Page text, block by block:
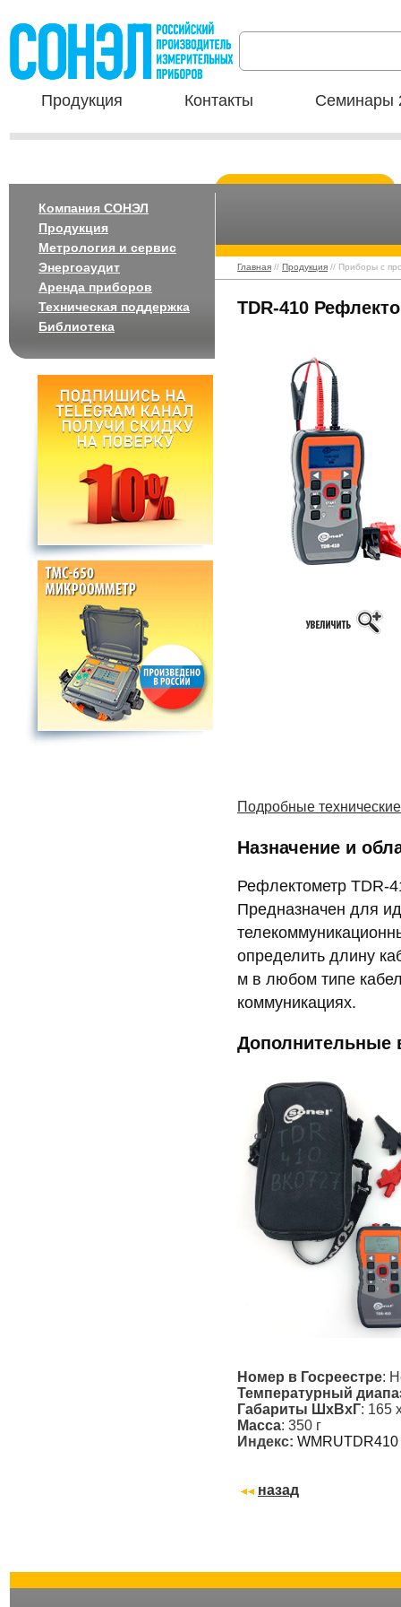
Продукция Контакты Семинары
Компания СОНЭЛ
Продукция
Метрология и сервис
Энергоаудит
Аренда приборов
Техническая поддержка
Библиотека
Главная // Продукция // Приборы с
TDR-410
Подробные
Назначение и
Рефлектометр TDR-
Предназначен для
определить длину
м в любом типе
коммуникациях.
Дополнительные
Номер в Госреестре:
Температурный
Габариты ШxВxГ: 165
Масса: 350 г
Индекс: WMRUTDR410
назад